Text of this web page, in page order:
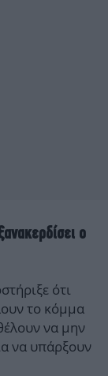
ο
ότι
το κόμμα
να μην
να υπάρξουν